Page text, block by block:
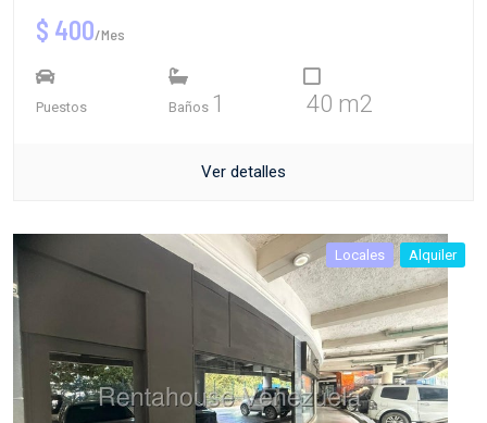
$ 400/Mes
Puestos Baños 1 40 m2
Ver detalles
Locales Alquiler